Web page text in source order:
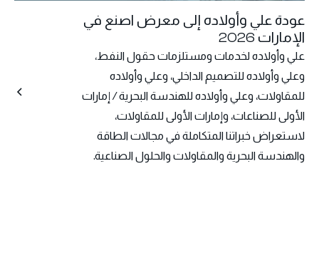
عودة علي وأولاده إلى معرض اصنع في
الإمارات 2026
علي وأولاده لخدمات ومستلزمات حقول النفط،
وعلي وأولاده للتصميم الداخلي، وعلي وأولاده
للمقاولات، وعلي وأولاده للهندسة البحرية / إمارات
الأولى للصناعات، وإمارات الأولى للمقاولات،
لاستعراض خبراتنا المتكاملة في مجالات الطاقة
والهندسة البحرية والمقاولات والحلول الصناعية.